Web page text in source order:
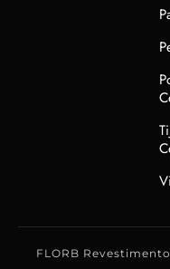
FLORB